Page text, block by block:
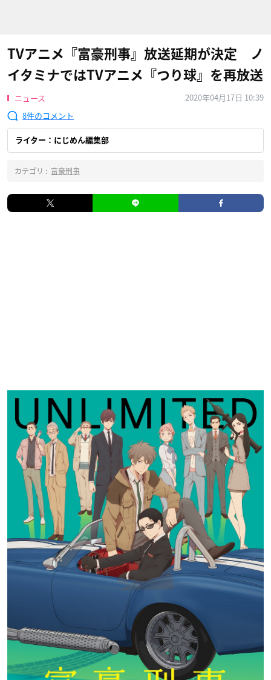
TVアニメ『富豪刑事』放送延期が決定 ノ
イタミナではTVアニメ『つり球』を再放送
ニュース
2020年04月17日 10:39
8
ライター：にじめん編集部
カテゴリ : 富豪刑事